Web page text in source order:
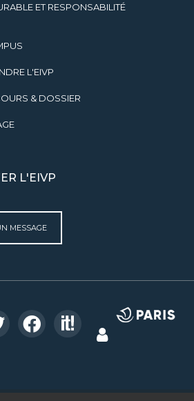
ET RESPONSABILITÉ
L'EIVP
& DOSSIER
L'EIVP
MESSAGE